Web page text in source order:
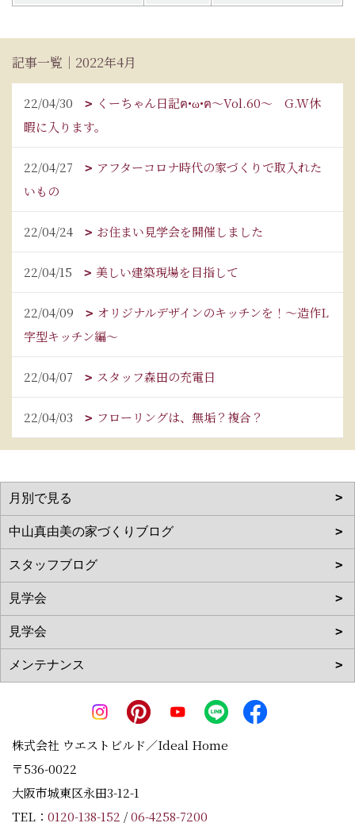
記事一覧｜2022年4月
22/04/30
くーちゃん日記ฅ•ω•ฅ～Vol.60～ G.W休
暇に入ります。
22/04/27
アフターコロナ時代の家づくりで取入れた
いもの
22/04/24 お住まい見学会を開催しました
22/04/15 美しい建築現場を目指して
22/04/09
オリジナルデザインのキッチンを！～造作L
字型キッチン編～
22/04/07 スタッフ森田の充電日
22/04/03 フローリングは、無垢？複合？
株式会社 ウエストビルド／Ideal Home
〒536-0022
大阪市城東区永田3-12-1
TEL： 0120-138-152 /06-4258-7200